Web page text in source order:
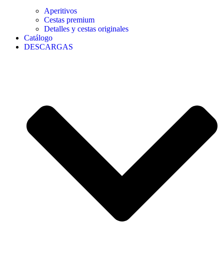
Aperitivos
Cestas premium
Detalles y cestas originales
Catálogo
DESCARGAS